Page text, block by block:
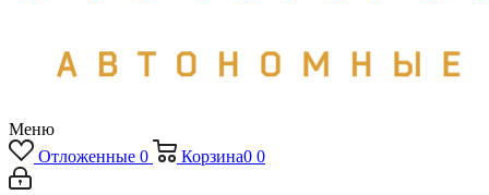
Меню
Отложенные 0 Корзина0 0